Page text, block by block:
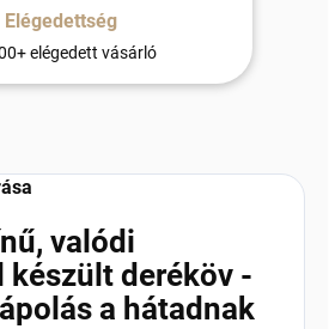
Elégedettség
elégedett vásárló
valódi
készült deréköv -
a hátadnak